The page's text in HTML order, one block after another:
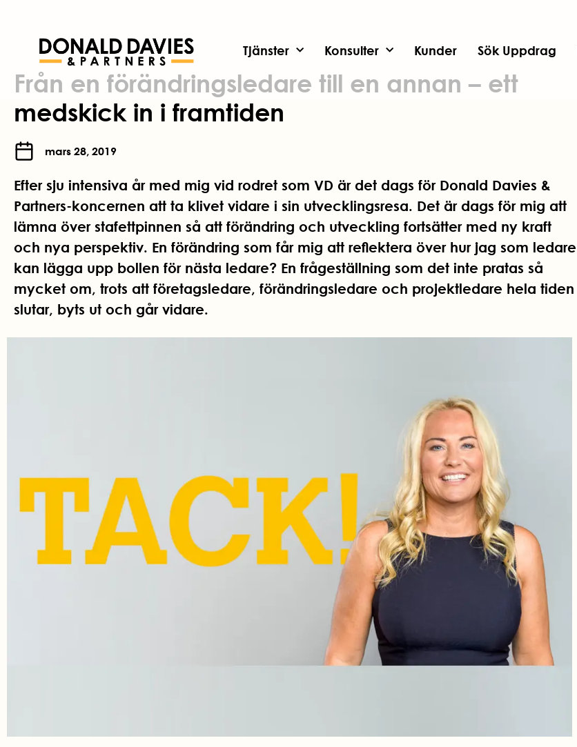
Tjänster Konsulter Kunder Sök Uppdrag
Från en förändringsledare till en annan – ett
medskick in i framtiden
mars 28, 2019
Efter sju intensiva år med mig vid rodret som VD är det dags för Donald Davies &
Partners-koncernen att ta klivet vidare i sin utvecklingsresa. Det är dags för mig att
lämna över stafettpinnen så att förändring och utveckling fortsätter med ny kraft
och nya perspektiv. En förändring som får mig att reflektera över hur jag som ledare
kan lägga upp bollen för nästa ledare? En frågeställning som det inte pratas så
mycket om, trots att företagsledare, förändringsledare och projektledare hela tiden
slutar, byts ut och går vidare.